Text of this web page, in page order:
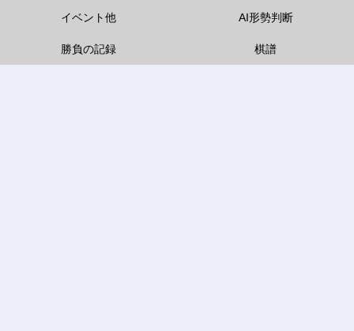
イベント他 AI形勢判断
勝負の記録 棋譜